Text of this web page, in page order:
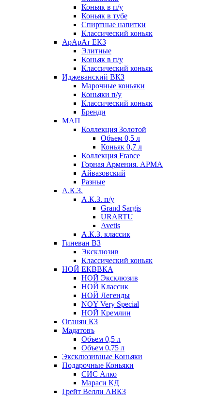
Коньяк в п/у
Коньяк в тубе
Спиртные напитки
Классический коньяк
АрАрАт ЕКЗ
Элитные
Коньяк в п/у
Классический коньяк
Иджеванский ВКЗ
Марочные коньяки
Коньяки п/у
Классический коньяк
Бренди
МАП
Коллекция Золотой
Объем 0,5 л
Коньяк 0,7 л
Коллекция France
Горная Армения. АРМА
Айвазовский
Разные
А.К.З.
А.К.З. п/у
Grand Sargis
URARTU
Avetis
А.К.З. классик
Гиневан ВЗ
Эксклюзив
Классический коньяк
НОЙ ЕКВВКА
НОЙ Эксклюзив
НОЙ Классик
НОЙ Легенды
NOY Very Speсial
НОЙ Кремлин
Оганян КЗ
Мадатовъ
Объем 0,5 л
Объем 0,75 л
Эксклюзивные Коньяки
Подарочные Коньяки
СИС Алко
Мараси КД
Грейт Велли АВКЗ